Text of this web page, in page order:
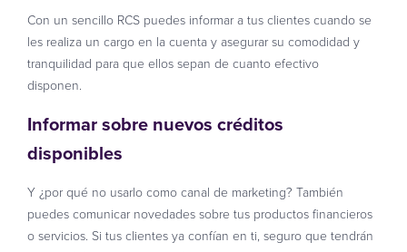
Con un sencillo RCS puedes informar a tus clientes cuando se
les realiza un cargo en la cuenta y asegurar su comodidad y
tranquilidad para que ellos sepan de cuanto efectivo
disponen.
Informar sobre nuevos créditos
disponibles
Y ¿por qué no usarlo como canal de marketing? También
puedes comunicar novedades sobre tus productos financieros
o servicios. Si tus clientes ya confían en ti, seguro que tendrán